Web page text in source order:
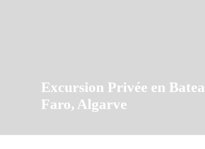
Excursion Privée en
Faro, Algarve